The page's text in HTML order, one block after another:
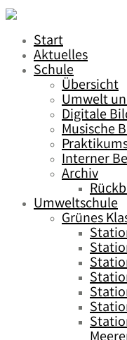
Start
Aktuelles
Schule
Übersicht
Umwelt
Digitale
Musische
Interner
Archiv
Umweltschule
Grünes